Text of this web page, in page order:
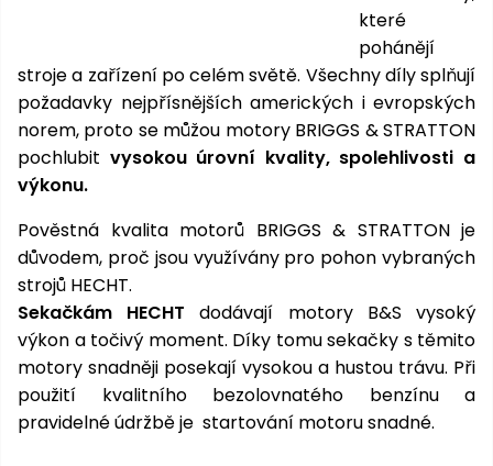
k sekačkám
Náhradní
nože
Zahradní
Špalíkovače
Fukary,
vysavače
a
kolečka
Čerpadla
a
vodárny
Postřikovače
a rosiče
filtrace
Stíníci
textilie
Soustruhy
desky a
pěchy
Transportéry,
stavební
Řezačky
betonu
a
asfaltu
Ventilátory,
Doplňky
které
pohánějí
stroje a zařízení po celém světě. Všechny díly splňují
požadavky nejpřísnějších amerických i evropských
norem, proto se můžou motory BRIGGS & STRATTON
pochlubit vysokou úrovní kvality, spolehlivosti a
výkonu.
Pověstná kvalita motorů BRIGGS & STRATTON je
důvodem, proč jsou využívány pro pohon vybraných
strojů HECHT.
Sekačkám HECHT dodávají motory B&S vysoký
výkon a točivý moment. Díky tomu sekačky s těmito
motory snadněji posekají vysokou a hustou trávu. Při
použití kvalitního bezolovnatého benzínu a
pravidelné údržbě je startování motoru snadné.